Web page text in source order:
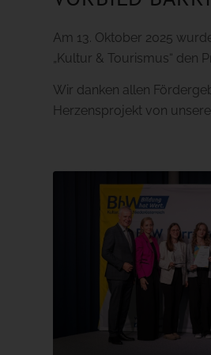
Am 13. Oktober 2025
„Kultur & Tourismus“ den
Wir danken allen
Herzensprojekt von